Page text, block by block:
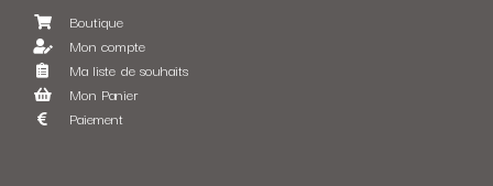
Boutique
Mon compte
Ma liste de souhaits
Mon Panier
Paiement